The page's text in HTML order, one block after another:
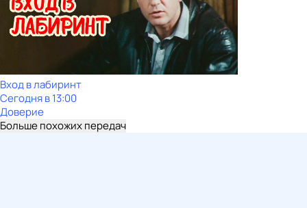
Вход в лабиринт
Сегодня в 13:00
Доверие
Больше похожих передач